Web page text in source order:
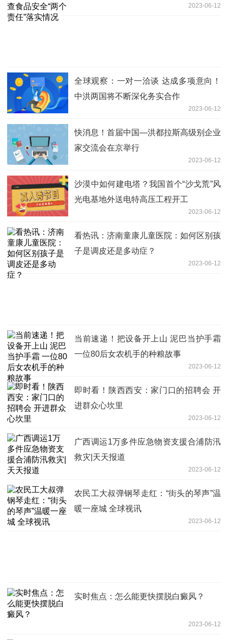
2023-06-12
全球观察：一对一洽谈 达成多项意向！
中洪两国将不断深化务实合作
2023-06-12
快消息！首届中国—洪都拉斯高级别企业
家交流会在京举行
2023-06-12
沙漠中如何建电塔？我国首个“沙戈荒”风
光电基地外送电特高压工程开工
2023-06-12
看热讯：济南童康儿童医院：如何区别孩
子是调皮还是多动症？
2023-06-12
当前速递！把设备开上山 泥巴当护手霜
一位80后女农机手的种粮故事
2023-06-12
即时看！陕西西安：家门口的招聘会 开
进群众心坎里
2023-06-12
广西调运1万多件应急物资支援合浦防汛
救灾|天天报道
2023-06-12
农民工大叔弹钢琴走红：“街头的琴声”温
暖一座城 全球视讯
2023-06-12
实时焦点：怎么能更快摆脱白癜风？
2023-06-12